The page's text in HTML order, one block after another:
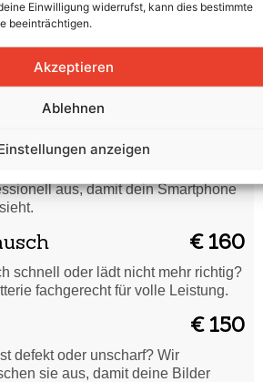
Einwilligung widerrufst, kann dies bestimmte
beeinträchtigen.
Akzeptieren
Ablehnen
anzeigen
/
vergessen oder dein
richtig? Wir setzen es sicher
wieder in Ordnung.
(Glas & LCD)
aus, damit dein Smartphone
€ 160
schnell oder lädt nicht mehr richtig?
fachgerecht für volle Leistung.
€ 150
defekt oder unscharf? Wir
sie aus, damit deine Bilder